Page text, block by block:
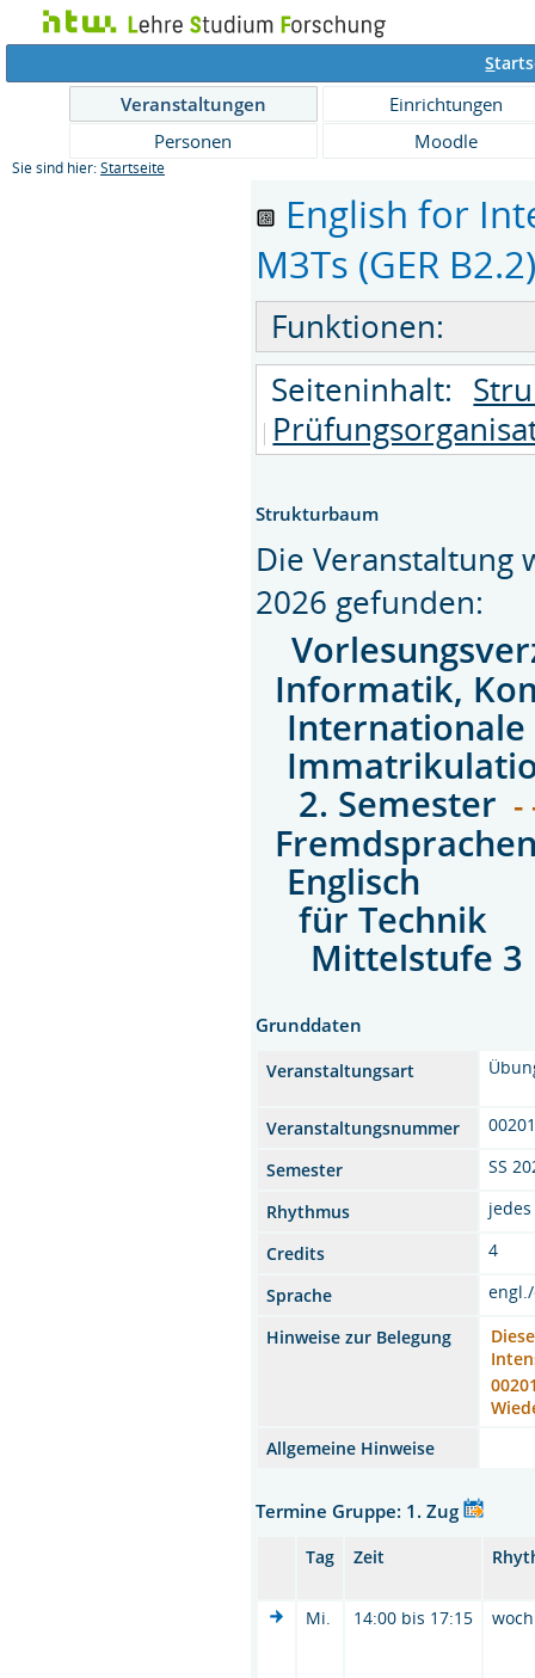
S
Veranstaltungen
Einrichtungen
Personen
Moodle
Sie sind hier: Startseite
English for
M3Ts (GER
Funktionen:
Seiteninhalt:
Strukturbaum
Die Veranstaltung
2026 gefunden:
Informatik,
2. Semester -
Englisch
für Technik
Mittelstufe 3
Grunddaten
Veranstaltungsart
Veranstaltungsnummer
Semester
SS
Rhythmus
Credits
4
Sprache
Hinweise zur Belegung
Allgemeine Hinweise
Termine Gruppe: 1. Zug
Tag Zeit
Mi. 14:00 bis 17:15 woch